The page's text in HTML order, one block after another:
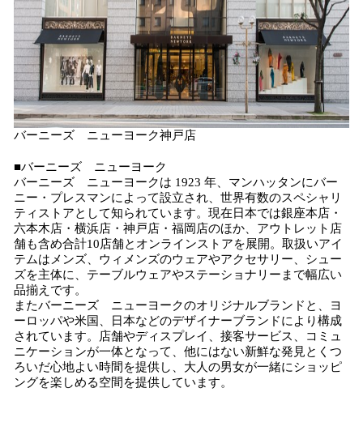
バーニーズ ニューヨーク神戸店
■バーニーズ ニューヨーク
バーニーズ ニューヨークは 1923 年、マンハッタンにバー
ニー・プレスマンによって設立され、世界有数のスペシャリ
ティストアとして知られています。現在日本では銀座本店・
六本木店・横浜店・神戸店・福岡店のほか、アウトレット店
舗も含め合計10店舗とオンラインストアを展開。取扱いアイ
テムはメンズ、ウィメンズのウェアやアクセサリー、シュー
ズを主体に、テーブルウェアやステーショナリーまで幅広い
品揃えです。
またバーニーズ ニューヨークのオリジナルブランドと、ヨ
ーロッパや米国、日本などのデザイナーブランドにより構成
されています。店舗やディスプレイ、接客サービス、コミュ
ニケーションが一体となって、他にはない新鮮な発見とくつ
ろいだ心地よい時間を提供し、大人の男女が一緒にショッピ
ングを楽しめる空間を提供しています。